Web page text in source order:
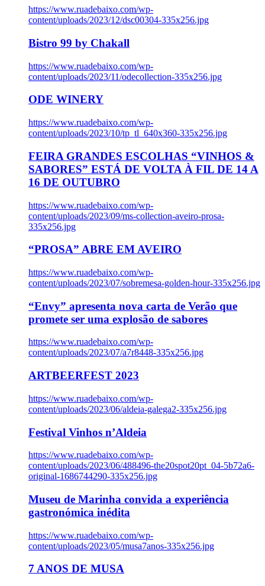
https://www.ruadebaixo.com/wp-
content/uploads/2023/12/dsc00304-335x256.jpg
Bistro 99 by Chakall
https://www.ruadebaixo.com/wp-
content/uploads/2023/11/odecollection-335x256.jpg
ODE WINERY
https://www.ruadebaixo.com/wp-
content/uploads/2023/10/tp_tl_640x360-335x256.jpg
FEIRA GRANDES ESCOLHAS “VINHOS &
SABORES” ESTÁ DE VOLTA À FIL DE 14 A
16 DE OUTUBRO
https://www.ruadebaixo.com/wp-
content/uploads/2023/09/ms-collection-aveiro-prosa-
335x256.jpg
“PROSA” ABRE EM AVEIRO
https://www.ruadebaixo.com/wp-
content/uploads/2023/07/sobremesa-golden-hour-335x256.jpg
“Envy” apresenta nova carta de Verão que
promete ser uma explosão de sabores
https://www.ruadebaixo.com/wp-
content/uploads/2023/07/a7r8448-335x256.jpg
ARTBEERFEST 2023
https://www.ruadebaixo.com/wp-
content/uploads/2023/06/aldeia-galega2-335x256.jpg
Festival Vinhos n’Aldeia
https://www.ruadebaixo.com/wp-
content/uploads/2023/06/488496-the20spot20pt_04-5b72a6-
original-1686744290-335x256.jpg
Museu de Marinha convida a experiência
gastronómica inédita
https://www.ruadebaixo.com/wp-
content/uploads/2023/05/musa7anos-335x256.jpg
7 ANOS DE MUSA